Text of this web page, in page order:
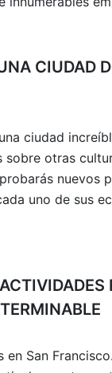
CIUDAD
ciudad
sobre otras
nuevos
uno de sus
en San